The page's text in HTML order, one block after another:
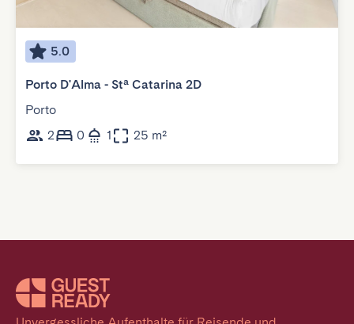
5.0
Porto D'Alma - Stª Catarina 2D
Porto
2
0 1 25 m²